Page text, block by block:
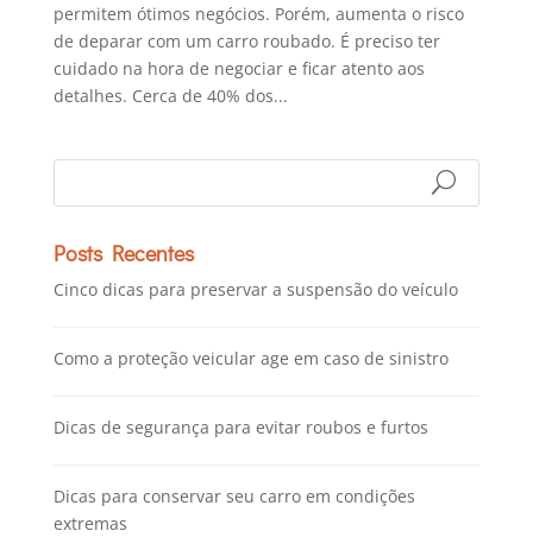
permitem ótimos negócios. Porém, aumenta o risco
de deparar com um carro roubado. É preciso ter
cuidado na hora de negociar e ficar atento aos
detalhes. Cerca de 40% dos...
Posts Recentes
Cinco dicas para preservar a suspensão do veículo
Como a proteção veicular age em caso de sinistro
Dicas de segurança para evitar roubos e furtos
Dicas para conservar seu carro em condições
extremas